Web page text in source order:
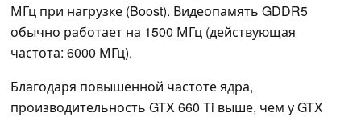
МГц при нагрузке (Boost). Видеопамять GDDR5
обычно работает на 1500 МГц (действующая
частота: 6000 МГц).
Благодаря повышенной частоте ядра,
производительность GTX 660 Ti выше, чем у GTX